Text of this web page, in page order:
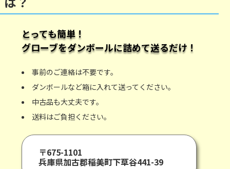
とっても簡単！
グローブをダンボールに詰めて送るだけ！
事前のご連絡は不要です。
ダンボールなど箱に入れて送ってください。
中古品も大丈夫です。
送料はご負担ください。
〒675-1101
兵庫県加古郡稲美町下草谷441-39